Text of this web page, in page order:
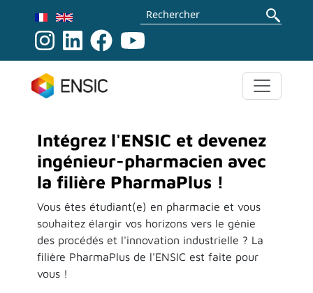
Aller au contenu principalRechercher
Intégrez l'ENSIC et devenez
ingénieur-pharmacien avec
la filière PharmaPlus !
Vous êtes étudiant(e) en pharmacie et vous
souhaitez élargir vos horizons vers le génie
des procédés et l'innovation industrielle ? La
filière PharmaPlus de l'ENSIC est faite pour
vous !